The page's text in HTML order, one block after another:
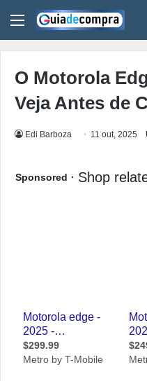
Menu
O Motorola
Veja Antes de
Edi Barboza 11 out, 2025